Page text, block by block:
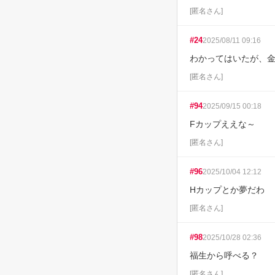
[匿名さん]
#242025/08/11 09:16
わかってはいたが、
[匿名さん]
#942025/09/15 00:18
Fカップええな～
[匿名さん]
#962025/10/04 12:12
Hカップとか夢だわ
[匿名さん]
#982025/10/28 02:36
福生から呼べる？